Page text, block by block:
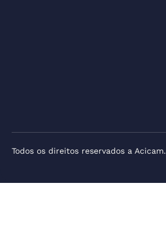
Todos os direitos reservados a Acicam.